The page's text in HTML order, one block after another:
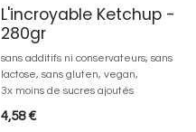
L'incroyable Ketchup -
280gr
sans additifs ni conservateurs, sans
lactose, sans gluten, vegan,
3x moins de sucres ajoutés
4,58€